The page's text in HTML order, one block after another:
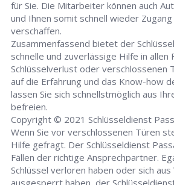
für Sie. Die Mitarbeiter können auch
und Ihnen somit schnell wieder
verschaffen.
Zusammenfassend bietet der
schnelle und zuverlässige Hilfe in allen
Schlüsselverlust oder verschlossenen
auf die Erfahrung und das Know-how
lassen Sie sich schnellstmöglich aus
befreien.
Copyright © 2021 Schlüsseldienst
Wenn Sie vor verschlossenen Türen
Hilfe gefragt. Der Schlüsseldienst
Fällen der richtige Ansprechpartner.
Schlüssel verloren haben oder sich aus
ausgesperrt haben, der